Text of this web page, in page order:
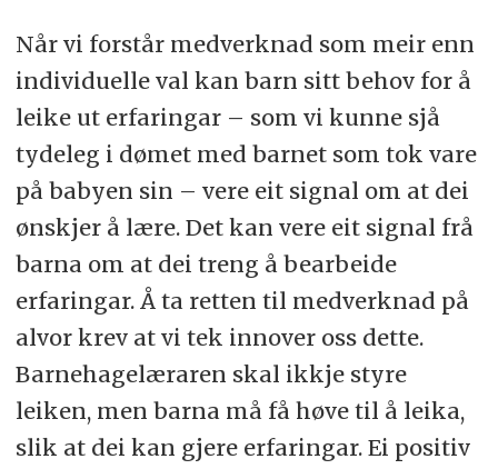
Når vi forstår medverknad som meir enn
individuelle val kan barn sitt behov for å
leike ut erfaringar – som vi kunne sjå
tydeleg i dømet med barnet som tok vare
på babyen sin – vere eit signal om at dei
ønskjer å lære. Det kan vere eit signal frå
barna om at dei treng å bearbeide
erfaringar. Å ta retten til medverknad på
alvor krev at vi tek innover oss dette.
Barnehagelæraren skal ikkje styre
leiken, men barna må få høve til å leika,
slik at dei kan gjere erfaringar. Ei positiv